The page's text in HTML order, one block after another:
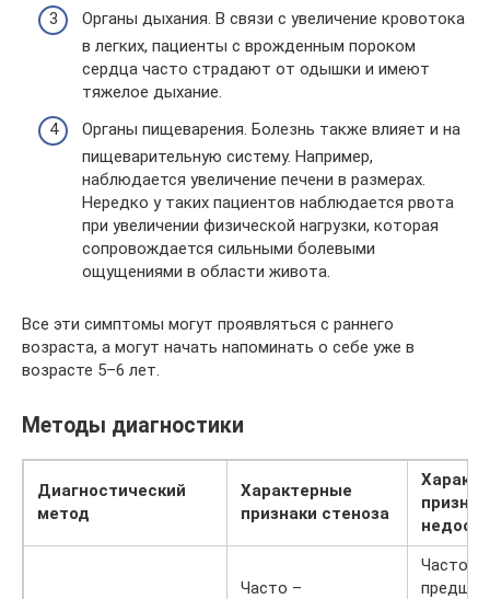
Органы дыхания. В связи с увеличение кровотока
в легких, пациенты с врожденным пороком
сердца часто страдают от одышки и имеют
тяжелое дыхание.
Органы пищеварения. Болезнь также влияет и на
пищеварительную систему. Например,
наблюдается увеличение печени в размерах.
Нередко у таких пациентов наблюдается рвота
при увеличении физической нагрузки, которая
сопровождается сильными болевыми
ощущениями в области живота.
Все эти симптомы могут проявляться с раннего
возраста, а могут начать напоминать о себе уже в
возрасте 5–6 лет.
Методы диагностики
Диагностический
метод
Характерные
признаки стеноза
Часто –
Часто –